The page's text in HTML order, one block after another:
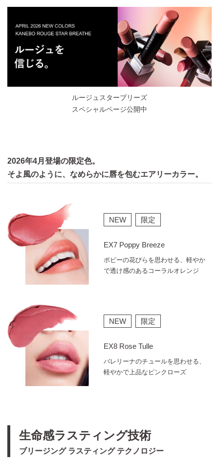
ルージュスターブリーズ
スペシャルページ公開中
2026年4月登場の限定色。
そよ風のように、なめらかに唇を包むエアリーカラー。
NEW 限定
EX7 Poppy Breeze
ポピーの花びらを思わせる、軽やか
で透け感のあるコーラルオレンジ
NEW 限定
EX8 Rose Tulle
バレリーナのチュールを思わせる、
軽やかで上品なピンクローズ
生命感ラスティング技術
ブリージング ラスティング テクノロジー